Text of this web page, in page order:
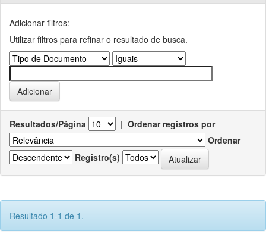
Adicionar filtros:
Utilizar filtros para refinar o resultado de busca.
Resultados/Página | Ordenar registros por
Ordenar
Registro(s)
Resultado 1-1 de 1.